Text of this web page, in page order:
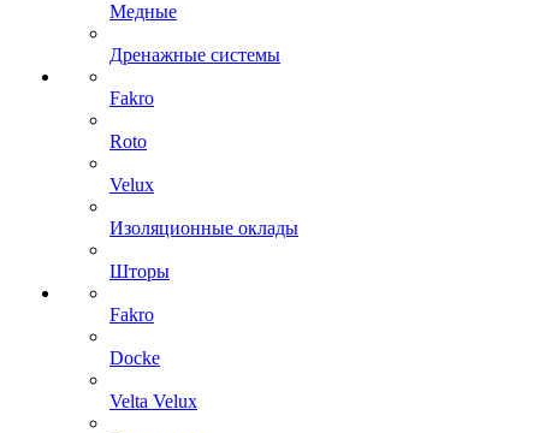
Медные
Дренажные системы
Fakro
Roto
Velux
Изоляционные оклады
Шторы
Fakro
Docke
Velta Velux